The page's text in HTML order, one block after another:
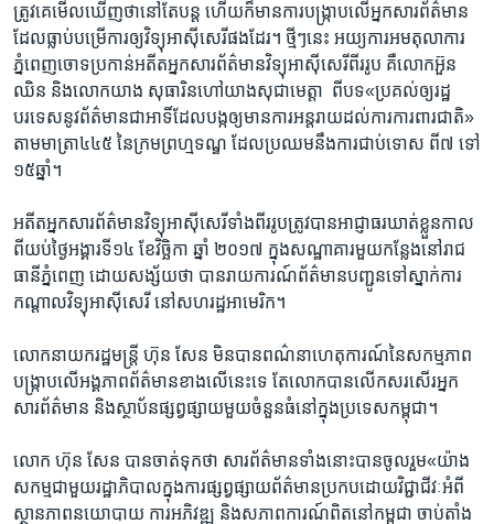
ត្រូវ​គេ​មើល​ឃើញ​ថា​នៅ​តែ​បន្ត ហើយ​ក៏​មាន​ការ​បង្រ្កាប​លើ​អ្នកសារព័ត៌មាន​
ដែល​ធ្លាប់​បម្រើ​ការ​ឲ្យ​វិទ្យុ​អាស៊ីសេរី​ផង​ដែរ។ ថ្មីៗ​នេះ​ អយ្យការ​អម​តុលាការ​
ភ្នំពេញ​ចោទ​ប្រកាន់​អតីត​អ្នកសារព័ត៌មាន​វិទ្យុអាស៊ីសេរី​ពីរ​រូប​ គឺ​លោកអ៊ួន
ឈិន​ ​និង​លោក​យាង សុធារិន​ហៅ​យាង​សុជាមេត្តា ​ ​ពី​បទ​«ប្រគល់​ឲ្យ​រដ្ឋ​
បរទេស​នូវ​ព័ត៌មាន​ជាអាទិ៍​ដែល​បង្ក​ឲ្យ​មាន​ការ​អន្តរាយ​ដល់​ការ​ការពារ​ជាតិ»​ ​
តាម​មាត្រា​៤៤៥​ ​នៃ​ក្រម​ព្រហ្មទណ្ឌ​ ដែល​ប្រឈម​នឹង​ការ​ជាប់​ទោស​ ​ពី៧​ ​ទៅ​
១៥ឆ្នាំ។​
អតីត​អ្នក​សារព័ត៌មាន​វិទ្យុ​អាស៊ីសេរី​ទាំង​ពីរ​រូប​ត្រូវ​បាន​អាជ្ញាធរ​ឃាត់​ខ្លួន​កាល​
ពី​យប់​ថ្ងៃ​អង្គារ​ទី​១៤​ ខែ​វិច្ឆិកា​ ​ឆ្នាំ​ ២០១៧​ ក្នុង​សណ្ឋាគារ​មួយ​កន្លែង​នៅ​រាជ​
ធានី​ភ្នំពេញ​ ​ដោយ​សង្ស័យ​ថា​ ​បាន​រាយ​ការណ៍​ព័ត៌មាន​បញ្ជូន​ទៅ​ស្នាក់​ការ​
កណ្តាល​វិទ្យុ​អាស៊ីសេរី​ ​នៅ​សហរដ្ឋ​អាមេរិក។​
លោក​នាយករដ្ឋមន្ត្រី​ ហ៊ុន សែន​ មិន​បាន​ពណ៌នា​ហេតុការណ៍​នៃ​សកម្មភាព​
បង្ក្រាប​លើ​អង្គភាព​ព័ត៌មាន​ខាង​លើ​នេះ​ទេ​ តែ​លោក​បាន​លើក​សរសើរអ្នក
សារព័ត៌មាន​ និង​ស្ថាប័ន​ផ្សព្វ​ផ្សាយ​មួយ​ចំនួន​ធំ​នៅ​ក្នុង​ប្រទេស​កម្ពុជា។
លោក​ ហ៊ុន សែន​ បាន​ចាត់​ទុក​ថា ​សារព័ត៌មាន​ទាំងនោះបាន​ចូលរួម​«យ៉ាង​
សកម្ម​ជាមួយ​រដ្ឋាភិបាល​ក្នុង​ការ​ផ្សព្វ​ផ្សាយ​ព័ត៌មាន​ប្រកបដោយ​វិជ្ជាជីវៈ​អំពី​
ស្ថានភាព​នយោបាយ​ ការ​អភិវឌ្ឍ​ និង​សភាព​ការណ៍​ពិត​នៅ​កម្ពុជា​ ចាប់​តាំង​